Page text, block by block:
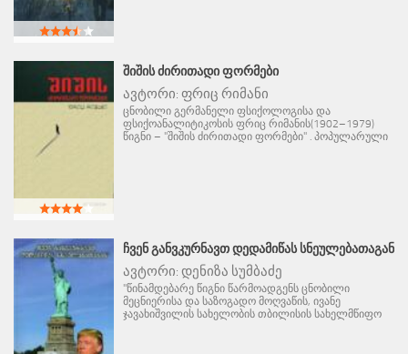
ᲨᲘᲨᲘᲡ ᲫᲘᲠᲘᲗᲐᲓᲘ ᲤᲝᲠᲛᲔᲑᲘ
ავტორი: ფრიც რიმანი
ცნობილი გერმანელი ფსიქოლოგისა და
ფსიქოანალიტიკოსის ფრიც რიმანის(1902–1979)
წიგნი – "შიშის ძირითადი ფორმები" . პოპულარული
ᲩᲕᲔᲜ ᲒᲐᲜᲕᲙᲣᲠᲜᲐᲕᲗ ᲓᲔᲓᲐᲛᲘᲬᲐᲡ ᲡᲜᲔᲣᲚᲔᲑᲐᲗᲐᲒᲐᲜ
ავტორი: დენიზა სუმბაძე
"წინამდებარე წიგნი წარმოადგენს ცნობილი
მეცნიერისა და საზოგადო მოღვაწის, ივანე
ჯავახიშვილის სახელობის თბილისის სახელმწიფო